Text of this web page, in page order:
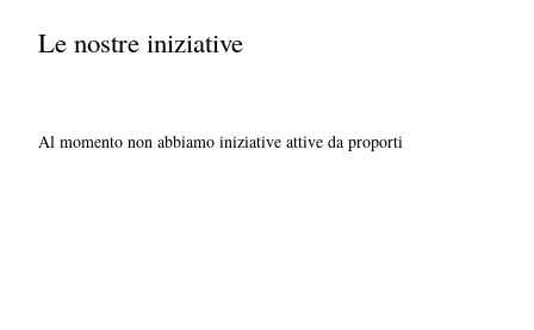
Le nostre iniziative
Al momento non abbiamo iniziative attive da proporti